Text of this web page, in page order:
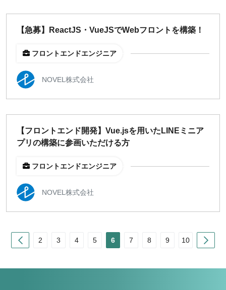
【急募】ReactJS・VueJSでWebフロントを構築！
フロントエンドエンジニア
NOVEL株式会社
【フロントエンド開発】Vue.jsを用いたLINEミニア
プリの構築に参画いただける方
フロントエンドエンジニア
NOVEL株式会社
Prev
2 3 4 5 6 7 8 9 10